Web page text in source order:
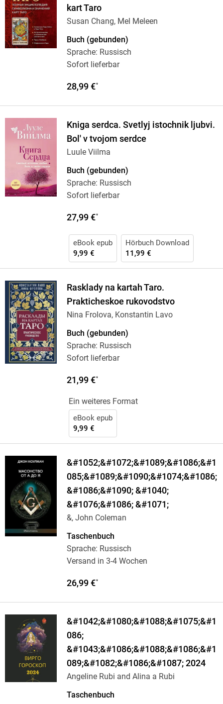
kart Taro
Susan Chang, Mel Meleen
Buch (gebunden)
Sprache: Russisch
Sofort lieferbar
28,99 €*
Kniga serdca. Svetlyj istochnik ljubvi.
Bol' v tvojom serdce
Luule Viilma
Buch (gebunden)
Sprache: Russisch
Sofort lieferbar
27,99 €*
eBook epub
9,99 €
Hörbuch Download
11,99 €
Rasklady na kartah Taro.
Prakticheskoe rukovodstvo
Nina Frolova, Konstantin Lavo
Buch (gebunden)
Sprache: Russisch
Sofort lieferbar
21,99 €*
Ein weiteres Format
eBook epub
9,99 €
&#1052;&#1072;&#1089;&#1086;&#1
085;&#1089;&#1090;&#1074;&#1086;
&#1086;&#1090; &#1040;
&#1076;&#1086; &#1071;
&, John Coleman
Taschenbuch
Sprache: Russisch
Versand in 3-4 Wochen
26,99 €*
&#1042;&#1080;&#1088;&#1075;&#1
086;
&#1043;&#1086;&#1088;&#1086;&#1
089;&#1082;&#1086;&#1087; 2024
Angeline Rubi and Alina a Rubi
Taschenbuch